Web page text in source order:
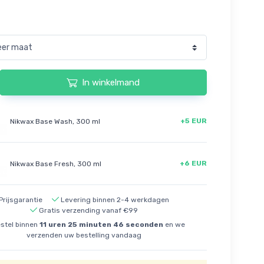
In winkelmand
Nikwax Base Wash, 300 ml +5 EUR
Nikwax Base Fresh, 300 ml +6 EUR
Levering binnen 2-4 werkdagen
Gratis verzending vanaf €99
binnen11 uren 25 minuten 46 seconden en we
verzenden uw bestelling vandaag